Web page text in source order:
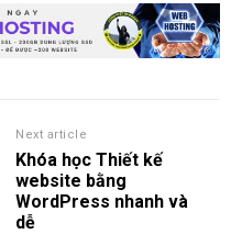
Next article
Khóa học Thiết kế
website bằng
WordPress nhanh và
dễ